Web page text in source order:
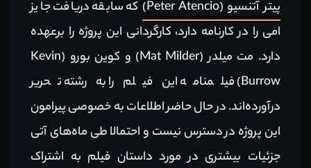
پیتر آتنسیو (Peter Atencio)
که سابقه دریافت جایز
امی را در کارنامه دارد، کارگردانی این پروژه را برعهده
دارد. مت میلدر (Mat Milder) و کوین بورو (Kevin
Burrow) فیلمنامه این فیلم را به رشته تحریر
درآورده‌اند. در حال حاضر اطلاعات به خصوصی پیرامون
این پروژه در دسترس نیست و احتمالا طی ماه‌های آتی
جزئیات بیشتری در مورد داستان فیلم به اشتراک